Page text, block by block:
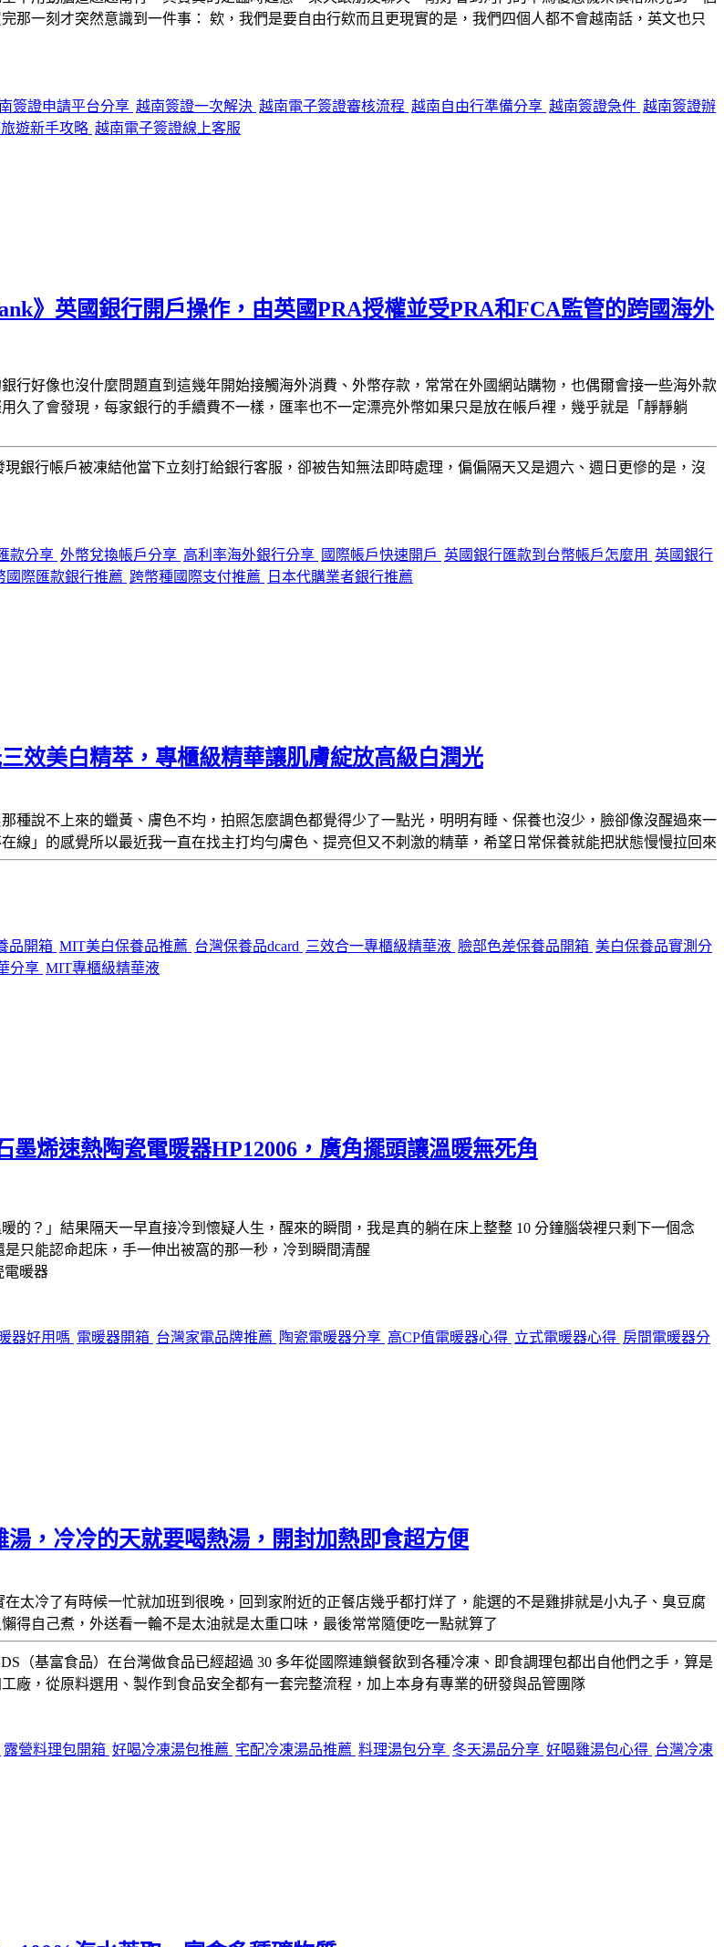
那一刻才突然意識到一件事： 欸，我們是要自由行欸而且更現實的是，我們四個人都不會越南話，英文也只
簽證申請平台分享 越南簽證一次解決 越南電子簽證審核流程 越南自由行準備分享 越南簽證急件 越南簽證辦
遊新手攻略 越南電子簽證線上客服
》英國銀行開戶操作，由英國PRA授權並受PRA和FCA監管的跨國海外
行好像也沒什麼問題直到這幾年開始接觸海外消費、外幣存款，常常在外國網站購物，也偶爾會接一些海外款
久了會發現，每家銀行的手續費不一樣，匯率也不一定漂亮外幣如果只是放在帳戶裡，幾乎就是「靜靜躺
現銀行帳戶被凍結他當下立刻打給銀行客服，卻被告知無法即時處理，偏偏隔天又是週六、週日 更慘的是，沒
款分享 外幣兌換帳戶分享 高利率海外銀行分享 國際帳戶快速開戶 英國銀行匯款到台幣帳戶怎麼用 英國銀行
國際匯款銀行推薦 跨幣種國際支付推薦 日本代購業者銀行推薦
效美白精萃，專櫃級精華讓肌膚綻放高級白潤光
那種說不上來的蠟黃、膚色不均，拍照怎麼調色都覺得少了一點光，明明有睡、保養也沒少，臉卻像沒醒過來一
線」的感覺所以最近我一直在找主打均勻膚色、提亮但又不刺激的精華 ，希望日常保養就能把狀態慢慢拉回來
品開箱 MIT美白保養品推薦 台灣保養品dcard 三效合一專櫃級精華液 臉部色差保養品開箱 美白保養品實測分
分享 MIT專櫃級精華液
墨烯速熱陶瓷電暖器HP12006，廣角擺頭讓溫暖無死角
的？」結果隔天一早直接冷到懷疑人生，醒來的瞬間，我是真的躺在床上整整 10 分鐘腦袋裡只剩下一個念
只能認命起床，手一伸出被窩的那一秒，冷到瞬間清醒
電暖器
器好用嗎 電暖器開箱 台灣家電品牌推薦 陶瓷電暖器分享 高CP值電暖器心得 立式電暖器心得 房間電暖器分
，冷冷的天就要喝熱湯，開封加熱即食超方便
太冷了有時候一忙就加班到很晚，回到家附近的正餐店幾乎都打烊了，能選的不是雞排就是小丸子、臭豆腐
得自己煮，外送看一輪不是太油就是太重口味，最後常常隨便吃一點就算了
（基富食品）在台灣做食品已經超過 30 多年從國際連鎖餐飲到各種冷凍、即食調理包都出自他們之手，算是
廠，從原料選用、製作到食品安全都有一套完整流程，加上本身有專業的研發與品管團隊
露營料理包開箱 好喝冷凍湯包推薦 宅配冷凍湯品推薦 料理湯包分享 冬天湯品分享 好喝雞湯包心得 台灣冷凍